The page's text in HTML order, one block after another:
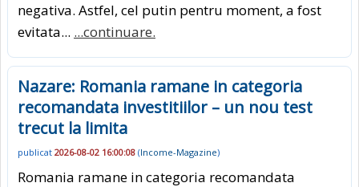
negativa. Astfel, cel putin pentru moment, a fost
evitata... ...continuare.
Nazare: Romania ramane in categoria
recomandata investitiilor – un nou test
trecut la limita
publicat 2026-08-02 16:00:08 (Income-Magazine)
Romania ramane in categoria recomandata